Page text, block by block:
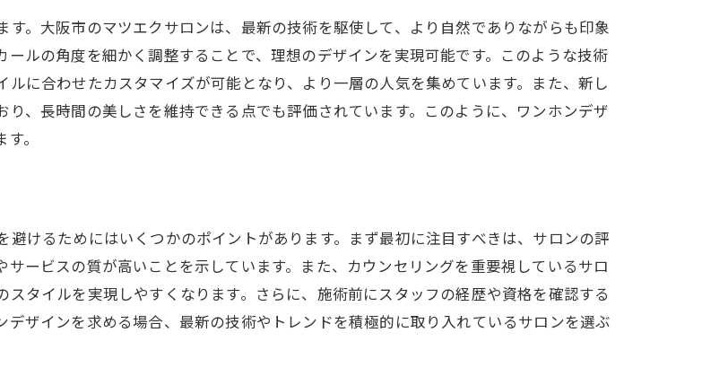
フェッショナルが認めるワンホンデザイン
駆使したワンホンデザインの魅力
ロフェッショナルの選び方
ワンホンデザインマツエクの究極スタイル
ンデザインスタイルを探る
で差をつけるワンホンデザイン
インで叶える個性派スタイル
のワンホンデザインスタイル
阪市のワンホンデザインの実力
。大阪市のマツエクサロンは、最新の技術を駆使して、より自然でありながらも印象
ルの角度を細かく調整することで、理想のデザインを実現可能です。このような技術
に合わせたカスタマイズが可能となり、より一層の人気を集めています。また、新し
、長時間の美しさを維持できる点でも評価されています。このように、ワンホンデザ
。
けるためにはいくつかのポイントがあります。まず最初に注目すべきは、サロンの評
ービスの質が高いことを示しています。また、カウンセリングを重要視しているサロ
タイルを実現しやすくなります。さらに、施術前にスタッフの経歴や資格を確認する
ザインを求める場合、最新の技術やトレンドを積極的に取り入れているサロンを選ぶ